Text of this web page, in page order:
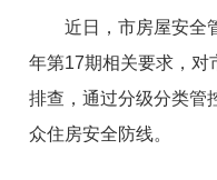
近日，市房屋安全
年第17期相关要求，对
排查，通过分级分类管
众住房安全防线。